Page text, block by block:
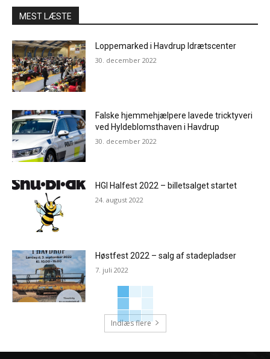
MEST LÆSTE
Loppemarked i Havdrup Idrætscenter
30. december 2022
Falske hjemmehjælpere lavede tricktyveri
ved Hyldeblomsthaven i Havdrup
30. december 2022
HGI Halfest 2022 – billetsalget startet
24. august 2022
Høstfest 2022 – salg af stadepladser
7. juli 2022
Indlæs flere